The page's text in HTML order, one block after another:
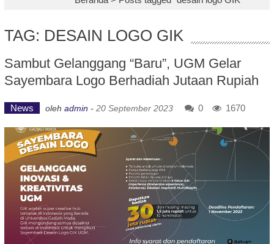
TAG: DESAIN LOGO GIK
Sambut Gelanggang “Baru”, UGM Gelar
Sayembara Logo Berhadiah Jutaan Rupiah
News oleh admin - 20 September 2023 0 1670